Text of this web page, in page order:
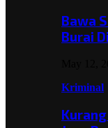
Bawa
Burai
Kriminal